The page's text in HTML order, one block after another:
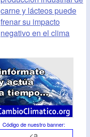
carne y lácteos puede
frenar su impacto
negativo en el clima
Código de nuestro banner: